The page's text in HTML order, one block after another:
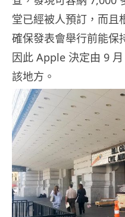
堂已經被人預訂，而且
確保發表會舉行前能保
因此 Apple 決定由 9
該地方。